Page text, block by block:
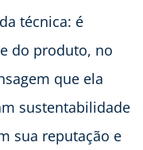
técnica: é
do produto, no
que ela
sustentabilidade
sua reputação e